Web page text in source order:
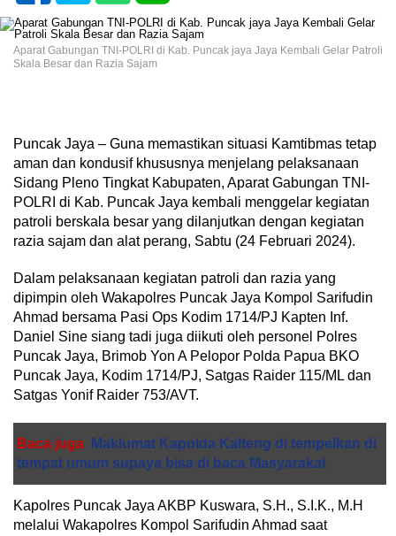
Aparat Gabungan TNI-POLRI di Kab. Puncak jaya Jaya Kembali Gelar Patroli
Skala Besar dan Razia Sajam
Puncak Jaya – Guna memastikan situasi Kamtibmas tetap
aman dan kondusif khususnya menjelang pelaksanaan
Sidang Pleno Tingkat Kabupaten, Aparat Gabungan TNI-
POLRI di Kab. Puncak Jaya kembali menggelar kegiatan
patroli berskala besar yang dilanjutkan dengan kegiatan
razia sajam dan alat perang, Sabtu (24 Februari 2024).
Dalam pelaksanaan kegiatan patroli dan razia yang
dipimpin oleh Wakapolres Puncak Jaya Kompol Sarifudin
Ahmad bersama Pasi Ops Kodim 1714/PJ Kapten Inf.
Daniel Sine siang tadi juga diikuti oleh personel Polres
Puncak Jaya, Brimob Yon A Pelopor Polda Papua BKO
Puncak Jaya, Kodim 1714/PJ, Satgas Raider 115/ML dan
Satgas Yonif Raider 753/AVT.
Baca juga
Maklumat Kapolda Kalteng di tempelkan di
tempat umum supaya bisa di baca Masyarakat
Kapolres Puncak Jaya AKBP Kuswara, S.H., S.I.K., M.H
melalui Wakapolres Kompol Sarifudin Ahmad saat